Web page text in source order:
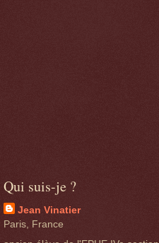
Qui suis-je ?
Jean Vinatier
Paris, France